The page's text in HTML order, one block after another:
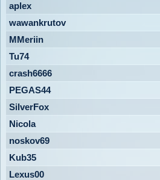
aplex
wawankrutov
MMeriin
Tu74
crash6666
PEGAS44
SilverFox
Nicola
noskov69
Kub35
Lexus00